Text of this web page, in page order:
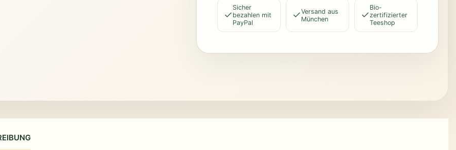
Sicher
bezahlen mit
PayPal
Versand aus
München
Bio-
zertifizierter
Teeshop